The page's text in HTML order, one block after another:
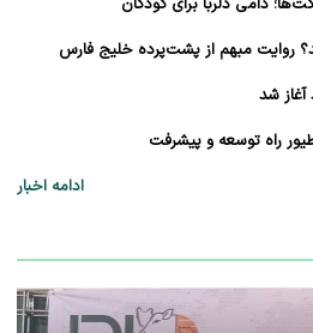
دامی دلربا برای کودکان
روایت مبهم از پشت‌پرده خلیج فارس
آغاز شد
راه توسعه و پیشرفت
ادامه اخبار